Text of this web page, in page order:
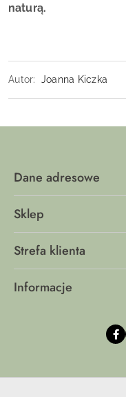
naturą.
Autor: Joanna Kiczka
Dane adresowe
Sklep
Strefa klienta
Informacje